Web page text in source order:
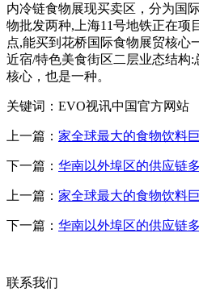
内冷链食物展现买卖区，分为国
物批发两种,上海11号地铁正在项
点,能买到花桥国际食物展贸核心
近宿/特色美食街区二层业态结构
核心，也是一种。
关键词：EVO视讯中国官方网站
上一篇： 家全球最大的食物饮料
下一篇： 华南以外埠区的供应链
上一篇： 家全球最大的食物饮料
下一篇： 华南以外埠区的供应链
联系我们